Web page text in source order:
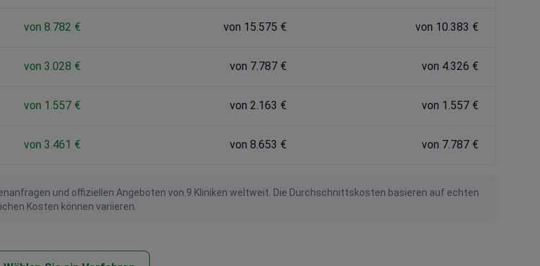
von 8.782 € von 15.575 € von 10.383 €
von 3.028 € von 7.787 € von 4.326 €
von 1.557 € von 2.163 € von 1.557 €
von 3.461 € von 8.653 € von 7.787 €
und offiziellen Angeboten von 9 Kliniken weltweit. Die Durchschnittskosten basieren auf echten
Kosten können variieren.